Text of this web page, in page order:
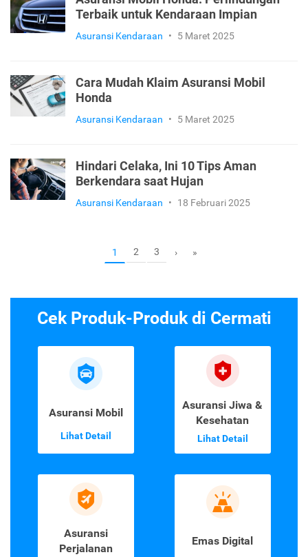
Terbaik untuk Kendaraan Impian
Asuransi Kendaraan • 5 Maret 2025
Cara Mudah Klaim Asuransi Mobil
Honda
Asuransi Kendaraan • 5 Maret 2025
Hindari Celaka, Ini 10 Tips Aman
Berkendara saat Hujan
Asuransi Kendaraan • 18 Februari 2025
1 2 3 › »
Cek Produk-Produk di Cermati
Asuransi Mobil
Lihat Detail
Asuransi Jiwa &
Kesehatan
Lihat Detail
Asuransi
Perjalanan
Emas Digital